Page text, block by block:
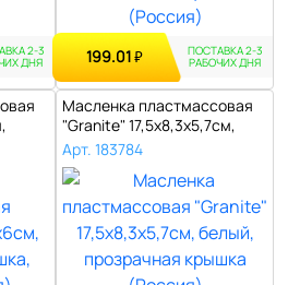
2-3
ДНЯ 199.01₽ ПОСТАВКА 2-3
РАБОЧИХ ДНЯ
Масленка пластмассовая
"Granite" 17,5х8,3х5,7см,
белый,..
Арт. 183784